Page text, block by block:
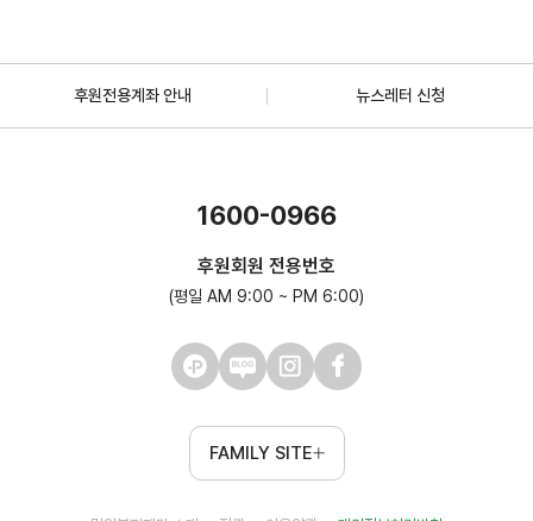
후원전용계좌 안내 뉴스레터 신청
1600-0966
후원회원 전용번호
(평일 AM 9:00 ~ PM 6:00)
FAMILY SITE